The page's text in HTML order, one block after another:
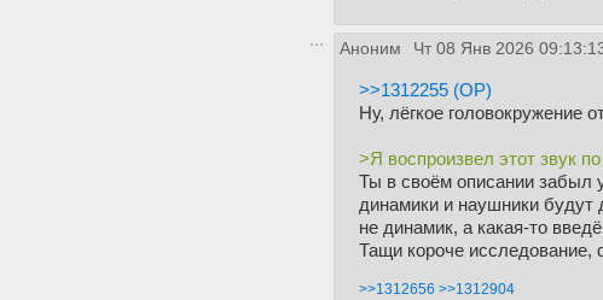
Аноним Чт 08 Янв 2026
>>1312255 (OP)
Ну, лёгкое головокружение
>Я воспроизвел этот звук
Ты в своём описании забыл
динамики и наушники будут
не динамик, а какая-то
Тащи короче исследование,
>>1312656 >>1312904